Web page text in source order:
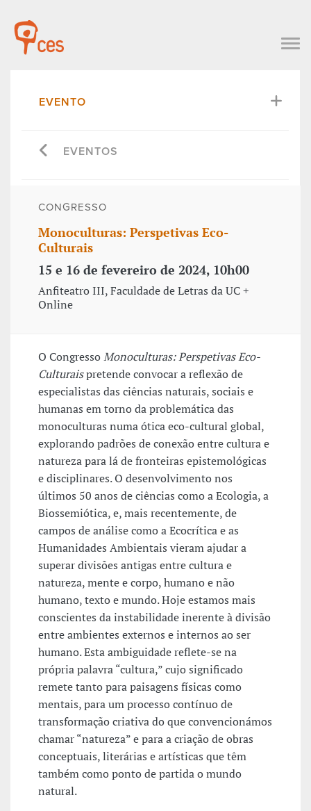
EVENTO
EVENTOS
CONGRESSO
Monoculturas: Perspetivas Eco-
Culturais
15 e 16 de fevereiro de 2024, 10h00
Anfiteatro III, Faculdade de Letras da UC +
Online
O CongressoMonoculturas:Perspetivas Eco-
Culturaispretende convocar a reflexão de
especialistas das ciências naturais, sociais e
humanas em torno da problemática das
monoculturas numa ótica eco-cultural global,
explorando padrões de conexão entre cultura e
natureza para lá de fronteiras epistemológicas
e disciplinares. O desenvolvimento nos
últimos 50 anos de ciências como a Ecologia, a
Biossemiótica, e, mais recentemente, de
campos de análise como a Ecocrítica e as
Humanidades Ambientais vieram ajudar a
superar divisões antigas entre cultura e
natureza, mente e corpo, humano e não
humano, texto e mundo. Hoje estamos mais
conscientes da instabilidade inerente à divisão
entre ambientes externos e internos ao ser
humano. Esta ambiguidade reflete-se na
própria palavra “cultura,” cujo significado
remete tanto para paisagens físicas como
mentais, para um processo contínuo de
transformação criativa do que convencionámos
chamar “natureza” e para a criação de obras
conceptuais, literárias e artísticas que têm
também como ponto de partida o mundo
natural.